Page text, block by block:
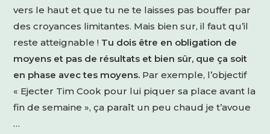
vers le haut et que tu ne te laisses pas bouffer par
des croyances limitantes. Mais bien sur, il faut qu’il
reste atteignable ! Tu dois être en obligation de
moyens et pas de résultats et bien sûr, que ça soit
en phase avec tes moyens. Par exemple, l’objectif
« Ejecter Tim Cook pour lui piquer sa place avant la
fin de semaine », ça paraît un peu chaud je t’avoue
…